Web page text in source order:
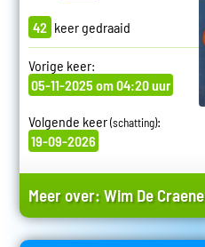
42 keer gedraaid
Vorige keer:
05-11-2025 om 04:20 uur
Volgende keer(schatting):
19-09-2026
Meer over:Wim De Craene